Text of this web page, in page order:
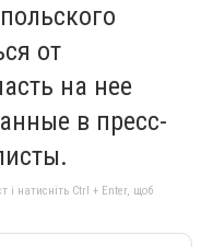
от
на нее
в пресс-
і натисніть Ctrl + Enter, щоб